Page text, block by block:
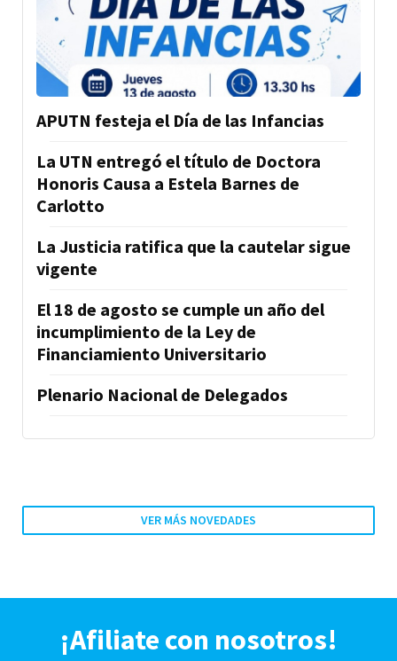
APUTN festeja el Día de las Infancias
La UTN entregó el título de Doctora
Honoris Causa a Estela Barnes de
Carlotto
La Justicia ratifica que la cautelar sigue
vigente
El 18 de agosto se cumple un año del
incumplimiento de la Ley de
Financiamiento Universitario
Plenario Nacional de Delegados
VER MÁS NOVEDADES
¡Afiliate con nosotros!